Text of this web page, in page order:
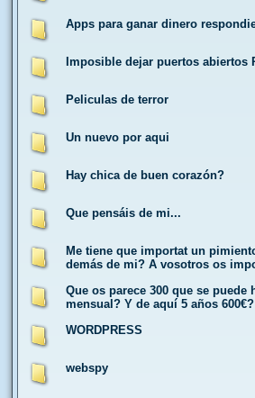
Apps para ganar dinero
Imposible dejar puertos abiertos
Peliculas de terror
Un nuevo por aqui
Hay chica de buen corazón?
Que pensáis de mi...
Me tiene que importat un
demás de mi? A vosotros os
Que os parece 300 que se puede
mensual? Y de aquí 5 años 600€?
WORDPRESS
webspy